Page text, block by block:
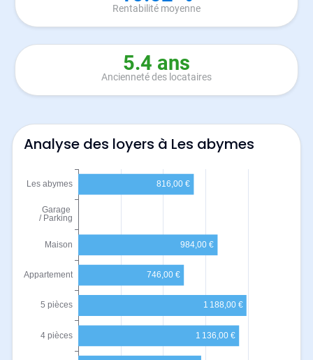
Rentabilité moyenne
5.4 ans
Ancienneté des locataires
Analyse des loyers à Les abymes